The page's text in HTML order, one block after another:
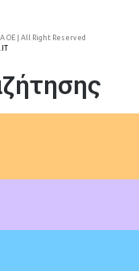
ΟΕ | All Right Reserved